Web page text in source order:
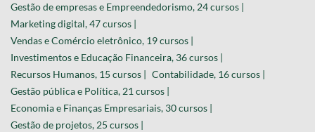
Gestão de empresas e Empreendedorismo, 24 cursos |
Marketing digital, 47 cursos |
Vendas e Comércio eletrônico, 19 cursos |
Investimentos e Educação Financeira, 36 cursos |
Recursos Humanos, 15 cursos | Contabilidade, 16 cursos |
Gestão pública e Política, 21 cursos |
Economia e Finanças Empresariais, 30 cursos |
Gestão de projetos, 25 cursos |